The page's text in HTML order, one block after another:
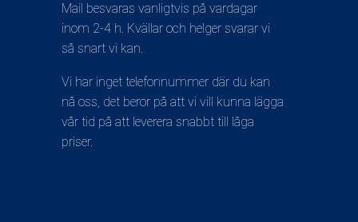
Mail besvaras vanligtvis på vardagar
inom 2-4 h. Kvällar och helger svarar vi
så snart vi kan.
Vi har inget telefonnummer där du kan
nå oss, det beror på att vi vill kunna lägga
vår tid på att leverera snabbt till låga
priser.